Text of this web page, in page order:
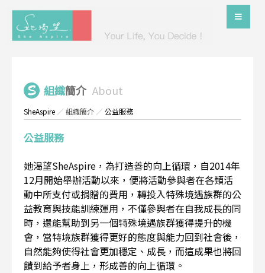
組織簡介 About
SheAspire ／組織簡介 ／公益服務
公益服務
她渴望SheAspire，為打造善的向上循環，自2014年
12月開始舉辦活動以來，便將活動參與者在各類活
動中所支付或捐贈的費用，轉投入特殊境遇族群的公
益教育與技能訓練運用，不僅參與者在自我成長的同
時，還能幫助到另一個特殊境遇族群獲得提升的機
會，當特境族群獲得更好的態度與能力回到社會後，
自然能夠使得社會更加穩定、成長，而這成果也將回
饋到給予者身上，形成善的向上循環。